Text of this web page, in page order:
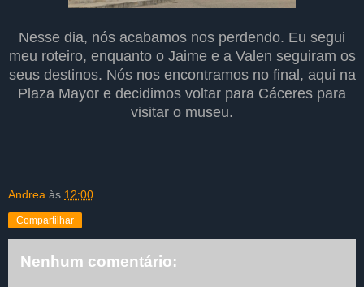
Nesse dia, nós acabamos nos perdendo. Eu segui
meu roteiro, enquanto o Jaime e a Valen seguiram os
seus destinos. Nós nos encontramos no final, aqui na
Plaza Mayor e decidimos voltar para Cáceres para
visitar o museu.
Andrea às 12:00
Compartilhar
Nenhum comentário: